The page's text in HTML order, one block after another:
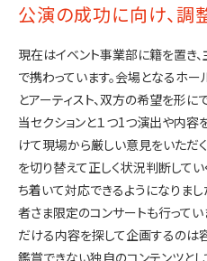
公演の成功に向け、
現在はイベント事業部に籍を置き
で携わっています。会場となるホ
とアーティスト、双方の希望を形に
当セクションと１つ1つ演出や内容
けて現場から厳しい意見をいただ
を切り替えて正しく状況判断して
ち着いて対応できるようになりま
者さま限定のコンサートも行って
だける内容を探して企画するのは